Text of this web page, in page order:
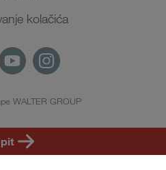
kolačića
WALTER GROUP